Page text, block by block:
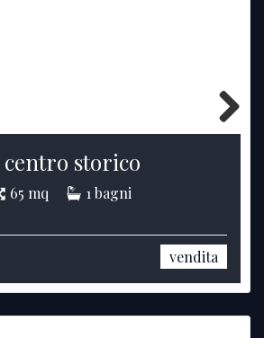
Next
storico
65 mq
1 bagni
vendita